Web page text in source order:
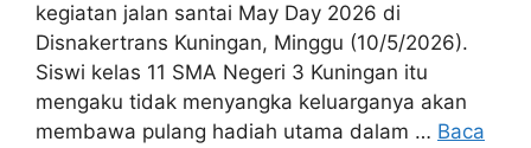
kegiatan jalan santai May Day 2026 di
Disnakertrans Kuningan, Minggu (10/5/2026).
Siswi kelas 11 SMA Negeri 3 Kuningan itu
mengaku tidak menyangka keluarganya akan
membawa pulang hadiah utama dalam … Baca